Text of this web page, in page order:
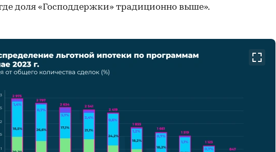
доля «Господдержки» традиционно выше».